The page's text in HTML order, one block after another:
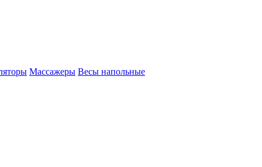
Массажеры Весы напольные